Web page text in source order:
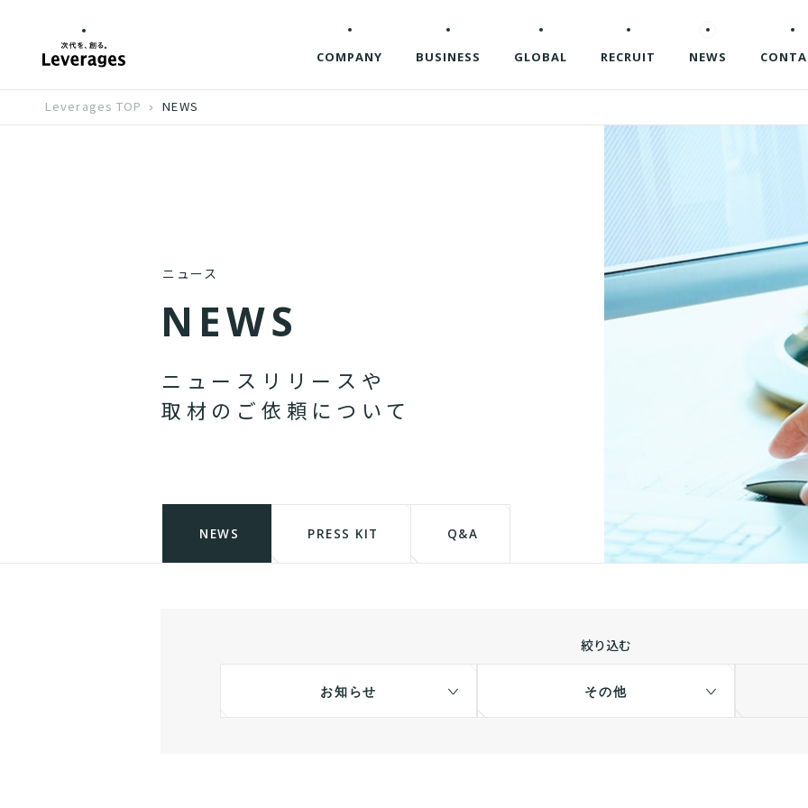
COMPANY BUSINESS GLOBAL RECRUIT NEWS
Leverages TOP NEWS
ニュース
N EWS
ニ ュ ー ス リ リ ー ス や
取 材 の ご 依 頼 に つ い て
NEWS PRESS KIT Q&A
絞り込む
お知らせ その他